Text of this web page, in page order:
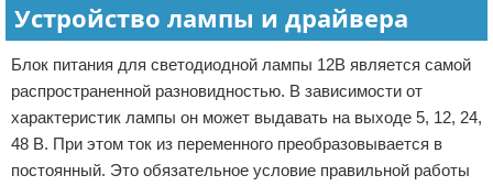
Устройство лампы и драйвера
Блок питания для светодиодной лампы 12В является самой
распространенной разновидностью. В зависимости от
характеристик лампы он может выдавать на выходе 5, 12, 24,
48 В. При этом ток из переменного преобразовывается в
постоянный. Это обязательное условие правильной работы